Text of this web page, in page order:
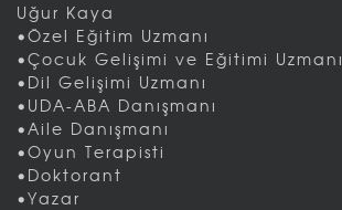
Uğur Kaya
•Özel Eğitim Uzmanı
•Çocuk Gelişimi ve Eğitimi Uzmanı
•Dil Gelişimi Uzmanı
•UDA-ABA Danışmanı
•Aile Danışmanı
•Oyun Terapisti
•Doktorant
•Yazar